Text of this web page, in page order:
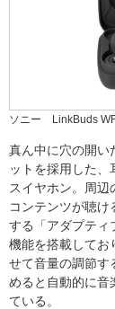
ソニー LinkBuds
真ん中に穴の開い
ットを採用した、
スイヤホン。周
コンテンツが聴
する「アダプティ
機能を搭載してお
せて音量の調節す
めると自動的に音
ている。